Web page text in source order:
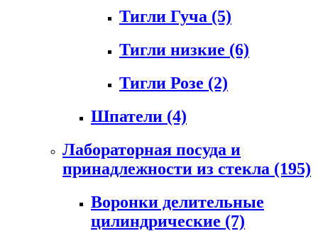
Тигли Гуча (5)
Тигли низкие (6)
Тигли Розе (2)
Шпатели (4)
Лабораторная посуда и
принадлежности из стекла (195)
Воронки делительные
цилиндрические (7)